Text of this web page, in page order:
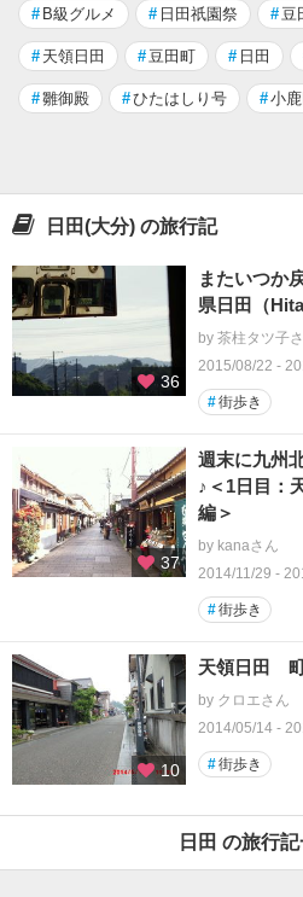
# B級グルメ # 日田祇園祭 # 豆
# 天領日田 # 豆田町 # 日田
#雛御殿 #ひたはしり号 #小
日田(大分) の旅行記
36
またいつか
県日田（
by 茶柱タツ子
2015/08/22 -
#街歩き
37
週末に九州
♪＜1日目：
編＞
by kanaさん
2014/11/29 -
#街歩き
10
天領日田
by クロエさん
2014/05/14 -
#街歩き
日田 の旅行